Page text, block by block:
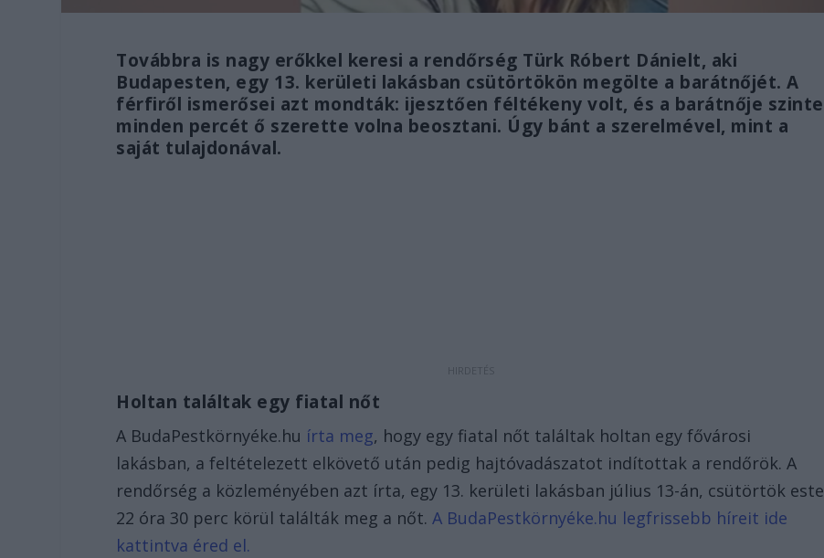
Továbbra is nagy erőkkel keresi a rendőrség Türk Róbert Dánielt, aki
Budapesten, egy 13. kerületi lakásban csütörtökön megölte a barátnőjét. A
férfiről ismerősei azt mondták: ijesztően féltékeny volt, és a barátnője szinte
minden percét ő szerette volna beosztani. Úgy bánt a szerelmével, mint a
saját tulajdonával.
Holtan találtak egy fiatal nőt
A BudaPestkörnyéke.hu írta meg, hogy egy fiatal nőt találtak holtan egy fővárosi
lakásban, a feltételezett elkövető után pedig hajtóvadászatot indítottak a rendőrök. A
rendőrség a közleményében azt írta, egy 13. kerületi lakásban július 13-án, csütörtök este
22 óra 30 perc körül találták meg a nőt.A BudaPestkörnyéke.hu legfrissebb híreit ide
kattintva éred el.